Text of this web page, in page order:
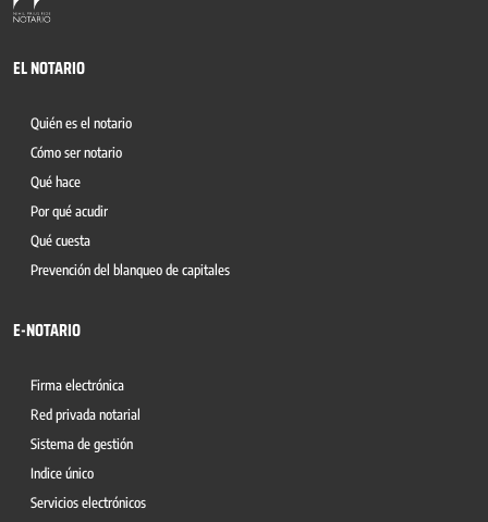
EL NOTARIO
Quién es el notario
Cómo ser notario
Qué hace
Por qué acudir
Qué cuesta
Prevención del blanqueo de capitales
E-NOTARIO
Firma electrónica
Red privada notarial
Sistema de gestión
Indice único
Servicios electrónicos